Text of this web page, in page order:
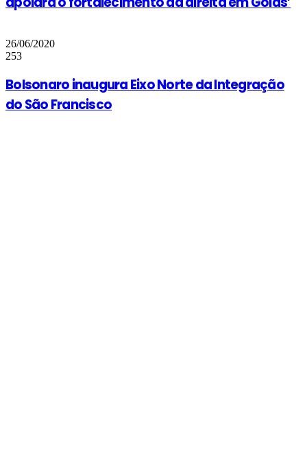
26/06/2020
253
Bolsonaro inaugura Eixo Norte da Integração
do São Francisco